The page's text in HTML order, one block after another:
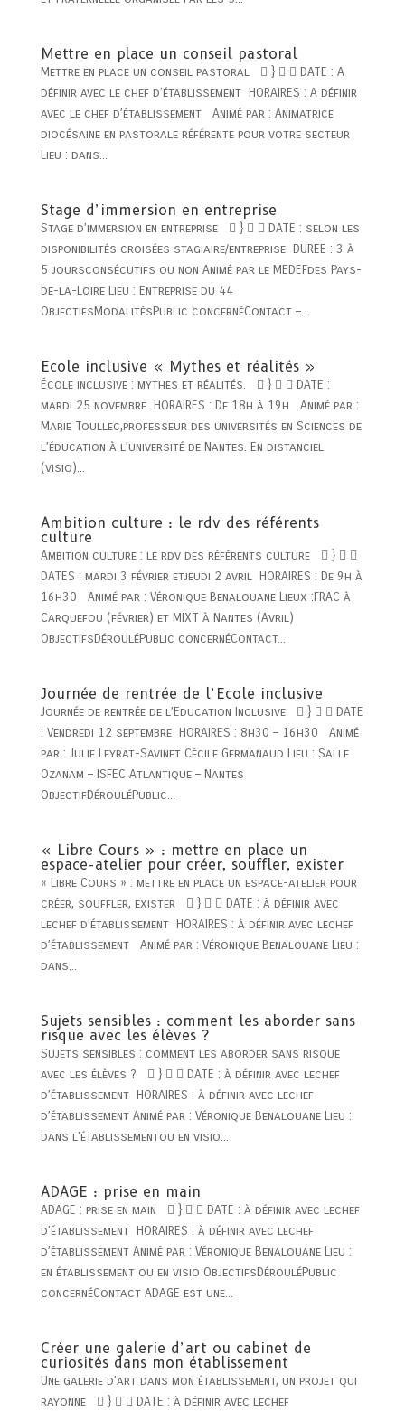
Mettre en place un conseil pastoral
Mettre en place un conseil pastoral  }   DATE : A
définir avec le chef d’établissement HORAIRES : A définir
avec le chef d’établissement Animé par : Animatrice
diocésaine en pastorale référente pour votre secteur
Lieu : dans...
Stage d’immersion en entreprise
Stage d’immersion en entreprise  }   DATE : selon les
disponibilités croisées stagiaire/entreprise DUREE : 3 à
5 joursconsécutifs ou non Animé par le MEDEFdes Pays-
de-la-Loire Lieu : Entreprise du 44
ObjectifsModalitésPublic concernéContact –...
Ecole inclusive « Mythes et réalités »
École inclusive : mythes et réalités.  }   DATE :
mardi 25 novembre HORAIRES : De 18h à 19h Animé par :
Marie Toullec,professeur des universités en Sciences de
l’éducation à l’université de Nantes. En distanciel
(visio)...
Ambition culture : le rdv des référents
culture
Ambition culture : le rdv des référents culture  }  
DATES : mardi 3 février etjeudi 2 avril HORAIRES : De 9h à
16h30 Animé par : Véronique Benalouane Lieux :FRAC à
Carquefou (février) et MIXT à Nantes (Avril)
ObjectifsDérouléPublic concernéContact...
Journée de rentrée de l’Ecole inclusive
Journée de rentrée de l’Education Inclusive  }   DATE
: Vendredi 12 septembre HORAIRES : 8h30 – 16h30 Animé
par : Julie Leyrat-Savinet Cécile Germanaud Lieu : Salle
Ozanam – ISFEC Atlantique – Nantes
ObjectifDérouléPublic...
« Libre Cours » : mettre en place un
espace-atelier pour créer, souffler, exister
« Libre Cours » : mettre en place un espace-atelier pour
créer, souffler, exister  }   DATE : à définir avec
lechef d’établissement HORAIRES : à définir avec lechef
d’établissement Animé par : Véronique Benalouane Lieu :
dans...
Sujets sensibles : comment les aborder sans
risque avec les élèves ?
Sujets sensibles : comment les aborder sans risque
avec les élèves ?  }   DATE : à définir avec lechef
d’établissement HORAIRES : à définir avec lechef
d’établissement Animé par : Véronique Benalouane Lieu :
dans l’établissementou en visio...
ADAGE : prise en main
ADAGE : prise en main  }   DATE : à définir avec lechef
d’établissement HORAIRES : à définir avec lechef
d’établissement Animé par : Véronique Benalouane Lieu :
en établissement ou en visio ObjectifsDérouléPublic
concernéContact ADAGE est une...
Créer une galerie d’art ou cabinet de
curiosités dans mon établissement
Une galerie d’art dans mon établissement, un projet qui
rayonne  }   DATE : à définir avec lechef